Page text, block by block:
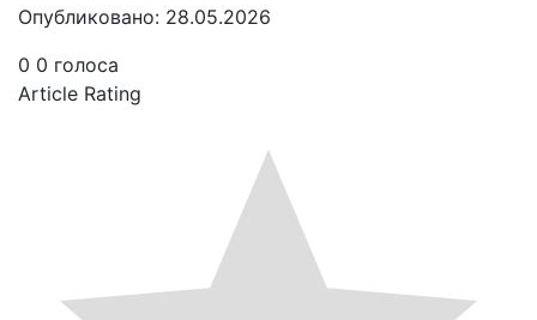
Опубликовано: 28.05.2026
0 0 голоса
Article Rating